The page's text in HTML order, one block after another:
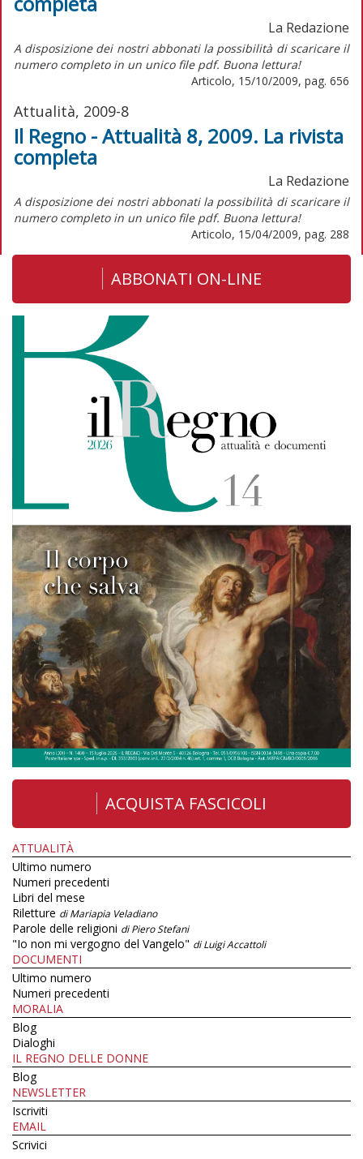
La Redazione
A disposizione dei nostri abbonati la possibilità di scaricare il
numero completo in un unico file pdf. Buona lettura!
Articolo, 15/10/2009, pag. 656
Attualità, 2009-8
Il Regno - Attualità 8, 2009. La rivista
completa
La Redazione
A disposizione dei nostri abbonati la possibilità di scaricare il
numero completo in un unico file pdf. Buona lettura!
Articolo, 15/04/2009, pag. 288
ABBONATI ON-LINE
ACQUISTA FASCICOLI
ATTUALITÀ
Ultimo numero
Numeri precedenti
Libri del mese
Riletture di Mariapia Veladiano
Parole delle religioni di Piero Stefani
"Io non mi vergogno del Vangelo" di Luigi Accattoli
DOCUMENTI
Ultimo numero
Numeri precedenti
MORALIA
Blog
Dialoghi
IL REGNO DELLE DONNE
Blog
NEWSLETTER
Iscriviti
EMAIL
Scrivici